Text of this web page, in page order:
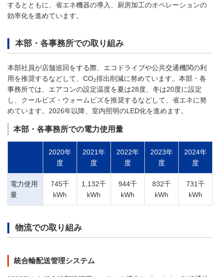
するとともに、省エネ機器の導入、厨房加工のオペレーションの
効率化を進めています。
本部・各事務所での取り組み
本部社員が店舗巡回をする際、エコドライブや公共交通機関の利
用を推奨するなどして、CO2排出削減に努めています。本部・各
事務所では、エアコンの設定温度を夏は28度、冬は20度に設定
し、クールビズ・ウォームビズを推奨するなどして、省エネに努
めています。2026年以降、室内照明のLED化を進めます。
本部・各事務所での電力使用量
2020年
度
2021年
度
2022年
度
2023年
度
2024年
度
電力使用
量
745千
kWh
1,132千
kWh
944千
kWh
832千
kWh
731千
kWh
物流での取り組み
統合輸配送管理システム